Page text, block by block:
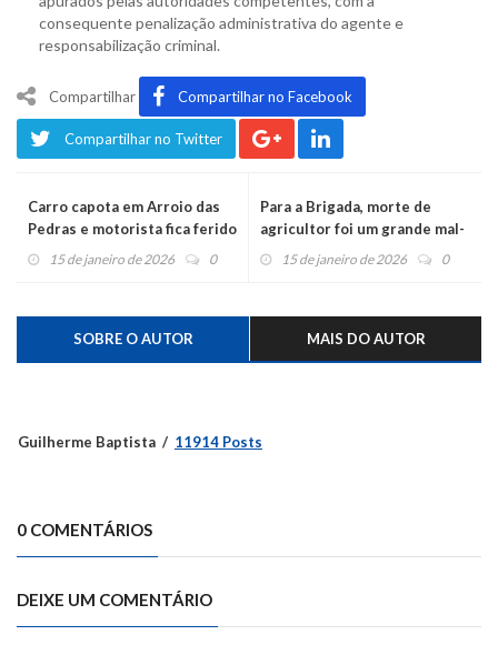
consequente penalização administrativa do agente e
responsabilização criminal.
Compartilhar Compartilhar no Facebook
Compartilhar no Twitter
Carro capota em Arroio das
Pedras e motorista fica ferido
15 de janeiro de 2026 0
Para a Brigada, morte de
agricultor foi um grande mal-
entendido
15 de janeiro de 2026 0
SOBRE O AUTOR MAIS DO AUTOR
Guilherme Baptista 11914 Posts
0 COMENTÁRIOS
DEIXE UM COMENTÁRIO